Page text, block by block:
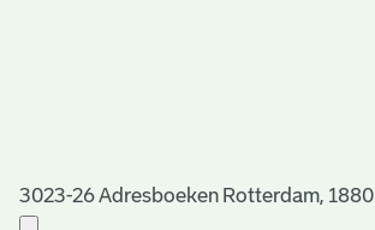
3023-26 Adresboeken Rotterdam, 1880